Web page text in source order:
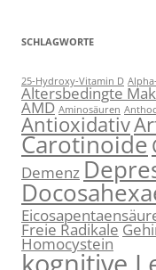
SCHLAGWORTE
25-Hydroxy-Vitamin D
Altersbedingte
AMD Aminosäuren
Antioxidativ
Carotinoide
Demenz
Freie Radikale
Homocystein